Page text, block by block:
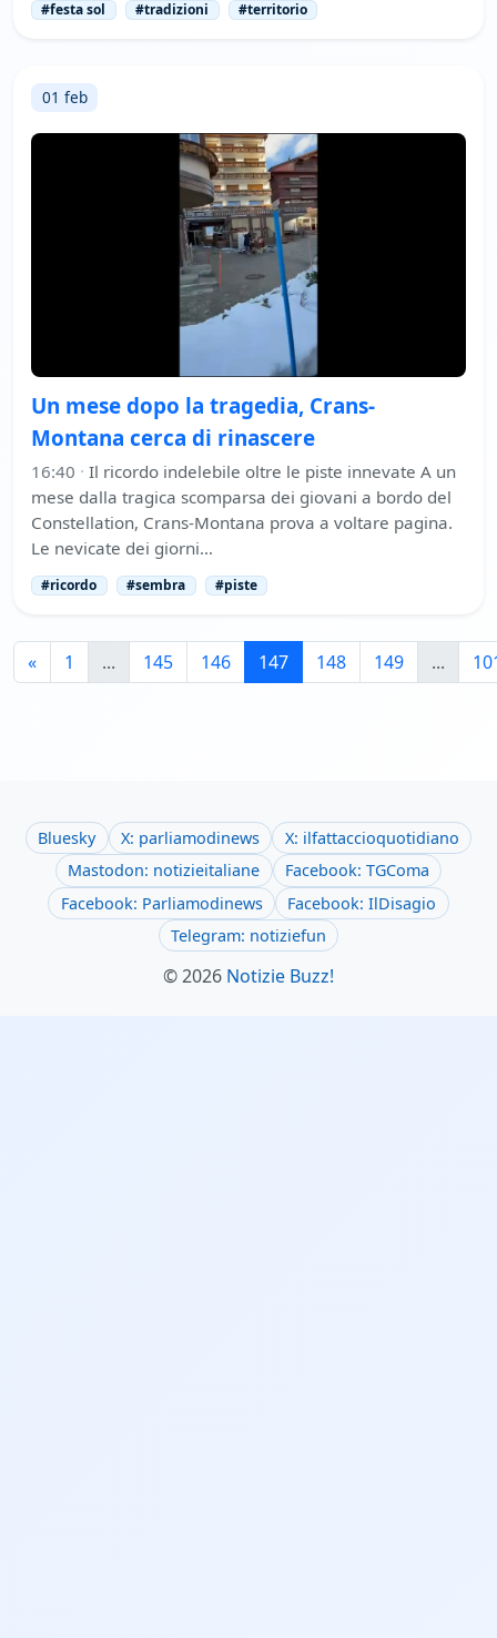
#festa sol #tradizioni #territorio
01 feb
Un mese dopo la tragedia, Crans-
Montana cerca di rinascere
16:40 · Il ricordo indelebile oltre le piste innevate A un
mese dalla tragica scomparsa dei giovani a bordo del
Constellation, Crans-Montana prova a voltare pagina.
Le nevicate dei giorni…
#ricordo #sembra #piste
« 1 ... 145 146 147 148 149 ...
Bluesky X: parliamodinews
X: ilfattaccioquotidiano
Mastodon: notizieitaliane
Facebook: TGComa
Facebook: Parliamodinews
Facebook: IlDisagio
Telegram: notiziefun
© 2026 Notizie Buzz!